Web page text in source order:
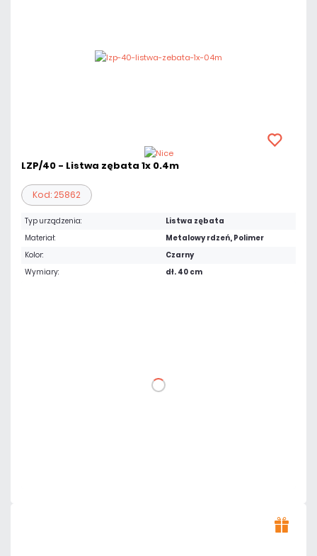
LZP/40 - Listwa zębata 1x 0.4m
Kod: 25862
Typ urządzenia:
Listwa zębata
Materiał:
Metalowy rdzeń, Polimer
Kolor:
Czarny
Wymiary:
dł. 40 cm
DO KOSZYKA